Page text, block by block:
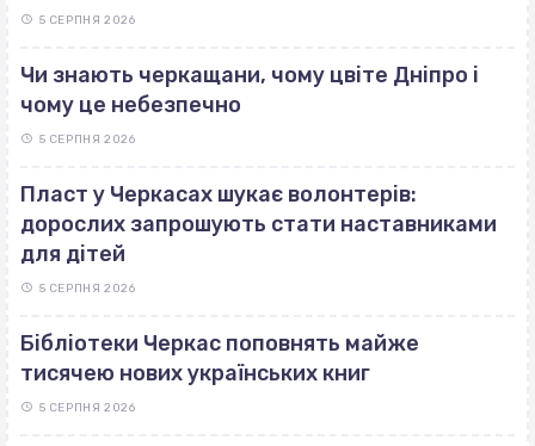
5 СЕРПНЯ 2026
Чи знають черкащани, чому цвіте Дніпро і
чому це небезпечно
5 СЕРПНЯ 2026
Пласт у Черкасах шукає волонтерів:
дорослих запрошують стати наставниками
для дітей
5 СЕРПНЯ 2026
Бібліотеки Черкас поповнять майже
тисячею нових українських книг
5 СЕРПНЯ 2026